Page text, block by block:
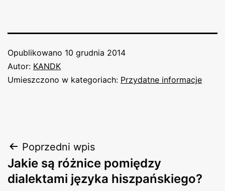
Opublikowano 10 grudnia 2014
Autor: KANDK
Umieszczono w kategoriach: Przydatne informacje
Nawigacja
wpisu
Poprzedni wpis
Jakie są różnice pomiędzy
dialektami języka hiszpańskiego?